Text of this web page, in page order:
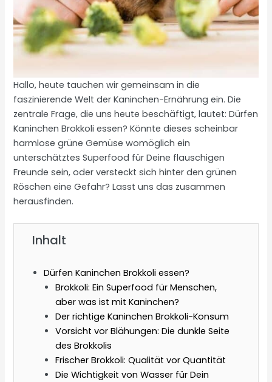
Hallo, heute tauchen wir gemeinsam in die
faszinierende Welt der Kaninchen-Ernährung ein. Die
zentrale Frage, die uns heute beschäftigt, lautet: Dürfen
Kaninchen Brokkoli essen? Könnte dieses scheinbar
harmlose grüne Gemüse womöglich ein
unterschätztes Superfood für Deine flauschigen
Freunde sein, oder versteckt sich hinter den grünen
Röschen eine Gefahr? Lasst uns das zusammen
herausfinden.
Inhalt
Dürfen Kaninchen Brokkoli essen?
Brokkoli: Ein Superfood für Menschen,
aber was ist mit Kaninchen?
Der richtige Kaninchen Brokkoli-Konsum
Vorsicht vor Blähungen: Die dunkle Seite
des Brokkolis
Frischer Brokkoli: Qualität vor Quantität
Die Wichtigkeit von Wasser für Dein